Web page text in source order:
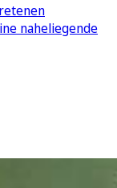
naheliegende